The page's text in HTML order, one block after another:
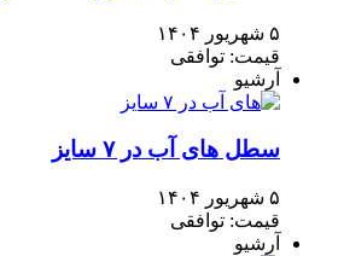
۵ شهریور ۱۴۰۴
قیمت: توافقی
آرشیو
سطل های آب در ۷ سایز
۵ شهریور ۱۴۰۴
قیمت: توافقی
آرشیو